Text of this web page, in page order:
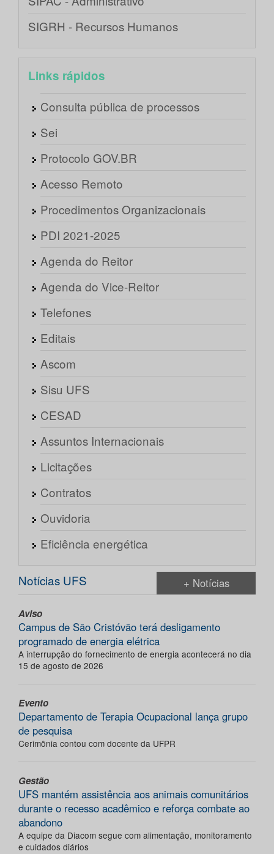
SIGRH - Recursos Humanos
Links rápidos
Consulta pública de processos
Sei
Protocolo GOV.BR
Acesso Remoto
Procedimentos Organizacionais
PDI 2021-2025
Agenda do Reitor
Agenda do Vice-Reitor
Telefones
Editais
Ascom
Sisu UFS
CESAD
Assuntos Internacionais
Licitações
Contratos
Ouvidoria
Eficiência energética
Notícias UFS + Notícias
Aviso
Campus de São Cristóvão terá desligamento
programado de energia elétrica
A interrupção do fornecimento de energia acontecerá no dia
15 de agosto de 2026
Evento
Departamento de Terapia Ocupacional lança grupo
de pesquisa
Cerimônia contou com docente da UFPR
Gestão
UFS mantém assistência aos animais comunitários
durante o recesso acadêmico e reforça combate ao
abandono
A equipe da Diacom segue com alimentação, monitoramento
e cuidados diários